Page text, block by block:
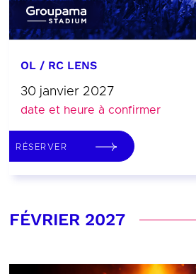
OL / RC LENS
30 janvier 2027
date et heure à confirmer
RÉSERVER
FÉVRIER 2027